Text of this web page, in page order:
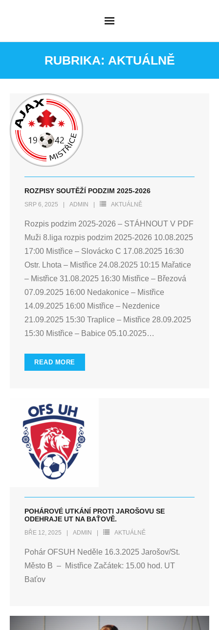
RUBRIKA: AKTUÁLNĚ
ROZPISY SOUTĚŽÍ PODZIM 2025-2026
SRP 6, 2025 ADMIN AKTUÁLNĚ
Rozpis podzim 2025-2026 – STÁHNOUT V PDF
Muži 8.liga rozpis podzim 2025-2026 10.08.2025
17:00 Mistřice – Slovácko C 17.08.2025 16:30
Ostr. Lhota – Mistřice 24.08.2025 10:15 Mařatice
– Mistřice 31.08.2025 16:30 Mistřice – Březová
07.09.2025 16:00 Nedakonice – Mistřice
14.09.2025 16:00 Mistřice – Nezdenice
21.09.2025 15:30 Traplice – Mistřice 28.09.2025
15:30 Mistřice – Babice 05.10.2025…
READ MORE
POHÁROVÉ UTKÁNÍ PROTI JAROŠOVU SE
ODEHRAJE UT NA BAŤOVĚ.
BŘE 12, 2025 ADMIN AKTUÁLNĚ
Pohár OFSUH Neděle 16.3.2025 Jarošov/St.
Město B – Mistřice Začátek: 15.00 hod. UT
Baťov